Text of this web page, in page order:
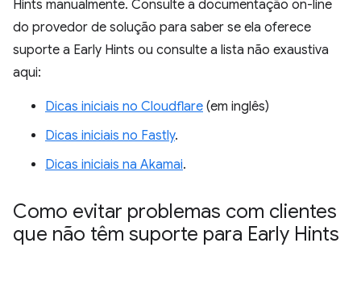
Hints manualmente. Consulte a documentação on-line
do provedor de solução para saber se ela oferece
suporte a Early Hints ou consulte a lista não exaustiva
aqui:
Dicas iniciais no Cloudflare (em inglês)
Dicas iniciais no Fastly.
Dicas iniciais na Akamai.
Como evitar problemas com clientes
que não têm suporte para Early Hints